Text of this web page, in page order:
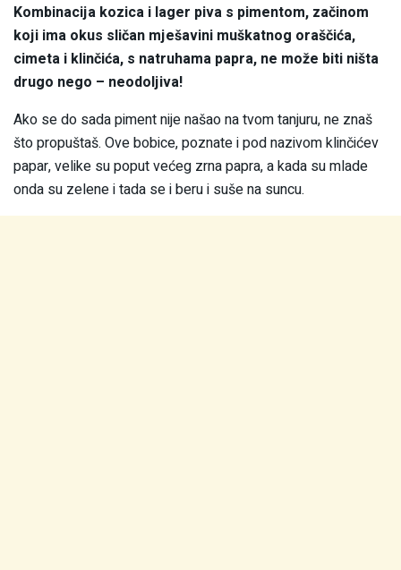
Kombinacija kozica i lager piva s pimentom, začinom
koji ima okus sličan mješavini muškatnog oraščića,
cimeta i klinčića, s natruhama papra, ne može biti ništa
drugo nego – neodoljiva!
Ako se do sada piment nije našao na tvom tanjuru, ne znaš
što propuštaš. Ove bobice, poznate i pod nazivom klinčićev
papar, velike su poput većeg zrna papra, a kada su mlade
onda su zelene i tada se i beru i suše na suncu.